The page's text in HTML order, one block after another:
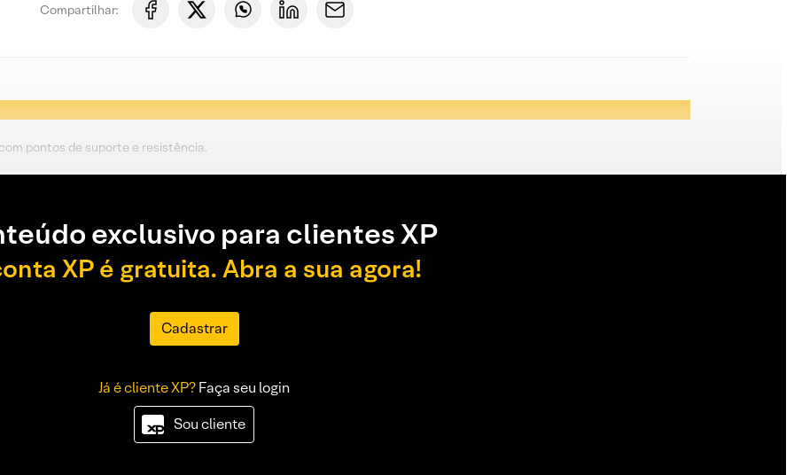
Compartilhar:
pontos de suporte e resistência.
exclusivo para clientes XP
XP é gratuita. Abra a sua agora!
Cadastrar
Já é cliente XP?Faça seu login
Sou cliente